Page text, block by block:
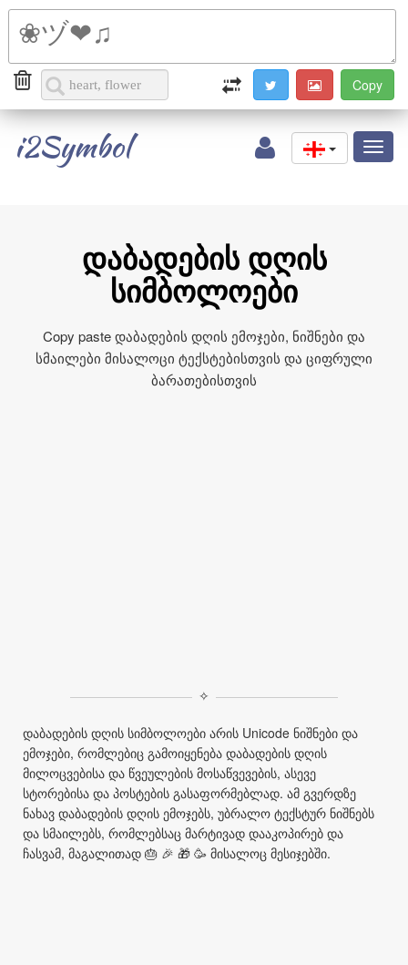
i2Symbol
დაბადების დღის
სიმბოლოები
Copy paste დაბადების დღის ემოჯები, ნიშნები და
სმაილები მისალოცი ტექსტებისთვის და ციფრული
ბარათებისთვის
✧
დაბადების დღის სიმბოლოები არის Unicode ნიშნები და
ემოჯები, რომლებიც გამოიყენება დაბადების დღის
მილოცვებისა და წვეულების მოსაწვევების, ასევე
სტორებისა და პოსტების გასაფორმებლად. ამ გვერდზე
ნახავ დაბადების დღის ემოჯებს, უბრალო ტექსტურ ნიშნებს
და სმაილებს, რომლებსაც მარტივად დააკოპირებ და
ჩასვამ, მაგალითად 🎂 🎉 🎁 🥳 მისალოც მესიჯებში.